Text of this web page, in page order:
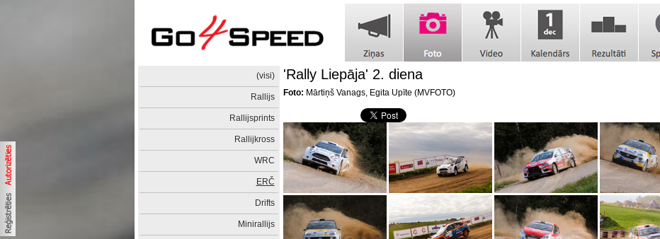
(visi)
Rallijs
Rallijsprints
Rallijkross
WRC
ERČ
Drifts
Minirallijs
'Rally Liepāja' 2. diena
Foto: Mārtiņš Vanags, Egita Upīte (MVFOTO)